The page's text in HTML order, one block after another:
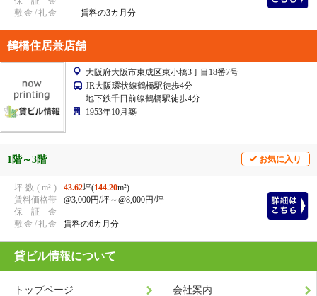
敷 金 /礼金 － 賃料の3カ月分
鶴橋住居兼店舗
大阪府大阪市東成区東小橋3丁目18番7号
JR大阪環状線鶴橋駅徒歩4分
地下鉄千日前線鶴橋駅徒歩4分
1953年10月築
1階～3階 お気に入り
坪 数 ( m² ) 43.62坪(144.20m²)
賃料価格帯 @3,000円/坪～@8,000円/坪
保
証 金
－
敷 金 /礼金 賃料の6カ月分 －
貸ビル情報について
トップページ 会社案内